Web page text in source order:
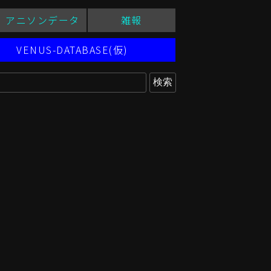
アニソンデータ 雑報
VENUS-DATABASE(仮)